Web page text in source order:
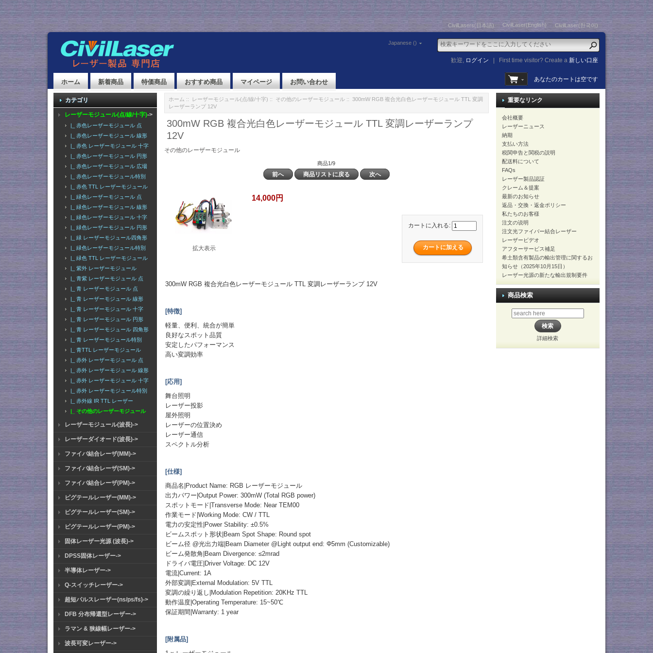
CivilLasers(日本語) CivilLaser(English) CivilLaser(한국어)
Japanese ()
歓迎, ログイン First time visitor? Create a新しい口座
ホーム 新着商品 特価商品 おすすめ商品 マイページ お問い合わせ あなたのカートは空です
カテゴリ
レーザーモジュール(点/線/十字)->
|_ 赤色レーザーモジュール 点
|_ 赤色レーザーモジュール 線形
|_ 赤色 レーザーモジュール 十字
|_ 赤色レーザーモジュール 円形
|_ 赤色レーザーモジュール 広場
|_ 赤色レーザーモジュール特別
|_ 赤色 TTL レーザーモジュール
|_ 緑色レーザーモジュール 点
|_ 緑色レーザーモジュール 線形
|_ 緑色レーザーモジュール 十字
|_ 緑色レーザーモジュール 円形
|_ 緑 レーザーモジュール四角形
|_ 緑色レーザーモジュール特別
|_ 緑色 TTL レーザーモジュール
|_ 紫外 レーザーモジュール
|_ 青紫 レーザーモジュール 点
|_ 青 レーザーモジュール 点
|_ 青 レーザーモジュール 線形
|_ 青 レーザーモジュール 十字
|_ 青 レーザーモジュール 円形
|_ 青 レーザーモジュール 四角形
|_ 青 レーザーモジュール特別
|_ 青TTL レーザーモジュール
|_ 赤外 レーザーモジュール 点
|_ 赤外 レーザーモジュール 線形
|_ 赤外 レーザーモジュール 十字
|_ 赤外 レーザーモジュール特別
|_ 赤外線 IR TTL レーザー
|_ その他のレーザーモジュール
レーザーモジュール(波長)->
レーザーダイオード(波長)->
ファイバ結合レーザ(MM)->
ファイバ結合レーザ(SM)->
ファイバ結合レーザ(PM)->
ピグテールレーザー(MM)->
ピグテールレーザー(SM)->
ピグテールレーザー(PM)->
固体レーザー光源 (波長)->
DPSS固体レーザー->
半導体レーザー->
Q-スイッチレーザー->
超短パルスレーザー(ns/ps/fs)->
DFB 分布帰還型レーザー->
ラマン & 狭線幅レーザー->
波長可変レーザー->
ホーム :: レーザーモジュール(点/線/十字) :: その他のレーザーモジュール:: 300mW RGB 複合光白色レーザーモジュール TTL 変調
レーザーランプ 12V
300mW RGB 複合光白色レーザーモジュール TTL 変調レーザーランプ
12V
その他のレーザーモジュール
商品1/9
前へ 商品リストに戻る 次へ
拡大表示
14,000円
カートに入れる:
300mW RGB 複合光白色レーザーモジュール TTL 変調レーザーランプ 12V
[特徴]
軽量、便利、統合が簡単
良好なスポット品質
安定したパフォーマンス
高い変調効率
[応用]
舞台照明
レーザー投影
屋外照明
レーザーの位置決め
レーザー通信
スペクトル分析
[仕様]
商品名|Product Name: RGB レーザーモジュール
出力パワー|Output Power: 300mW (Total RGB power)
スポットモード|Transverse Mode: Near TEM00
作業モード|Working Mode: CW / TTL
電力の安定性|Power Stability: ±0.5%
ビームスポット形状|Beam Spot Shape: Round spot
ビーム径 @光出力端|Beam Diameter @Light output end: Φ5mm (Customizable)
ビーム発散角|Beam Divergence: ≤2mrad
ドライバ電圧|Driver Voltage: DC 12V
電流|Current: 1A
外部変調|External Modulation: 5V TTL
変調の繰り返し|Modulation Repetition: 20KHz TTL
動作温度|Operating Temperature: 15~50℃
保証期間|Warranty: 1 year
[附属品]
重要なリンク
会社概要
レーザーニュース
納期
支払い方法
税関申告と関税の説明
配送料について
FAQs
レーザー製品認証
クレーム＆提案
最新のお知らせ
返品・交換・返金ポリシー
私たちのお客様
注文の说明
注文光ファイバー結合レーザー
レーザービデオ
アフターサービス補足
希土類含有製品の輸出管理に関するお
知らせ（2025年10月15日）
レーザー光源の新たな輸出規制要件
商品検索
詳細検索